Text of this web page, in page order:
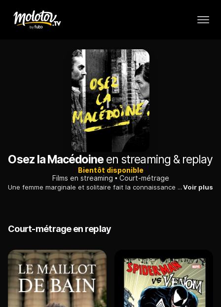
Osez la Macédoineen streaming & replay
Bientôt disponible
Films en streaming
Court-métrage
Une femme marginale et solitaire fait la connaissance d'un travailleur macédonien clandestin alors que celui-ci essaie d'échapper à la police.Voir plus
Court-métrage en replay